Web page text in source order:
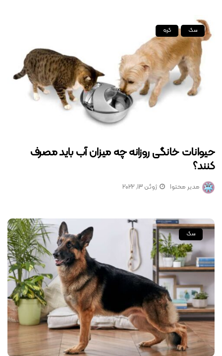
سگ گربه
حیوانات‌ خانگی روزانه چه میزان آب باید مصرف
کنند؟
مدیر محتوا ژوئن 13, 2022
سگ